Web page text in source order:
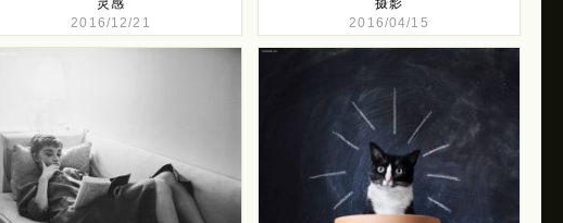
灵感
2016/12/21
摄影
2016/04/15